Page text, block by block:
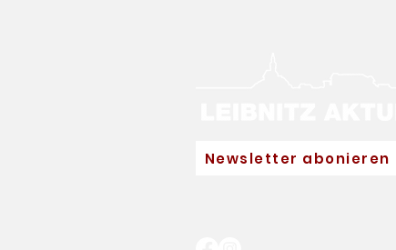
Newsletter abonieren